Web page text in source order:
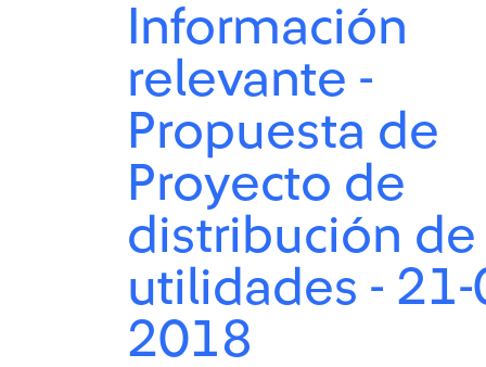
Información
relevante -
Propuesta de
Proyecto de
distribución de
utilidades - 21-
2018